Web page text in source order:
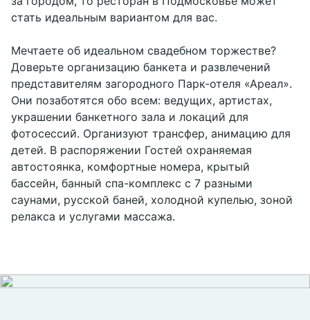
стать идеальным вариантом для вас.
Мечтаете об идеальном свадебном торжестве?
Доверьте организацию банкета и развлечений
представителям загородного Парк-отеля «Ареал».
Они позаботятся обо всем: ведущих, артистах,
украшении банкетного зала и локаций для
фотосессий. Организуют трансфер, анимацию для
детей. В распоряжении Гостей охраняемая
автостоянка, комфортные номера, крытый
бассейн, банный спа-комплекс с 7 разными
саунами, русской баней, холодной купелью, зоной
релакса и услугами массажа.